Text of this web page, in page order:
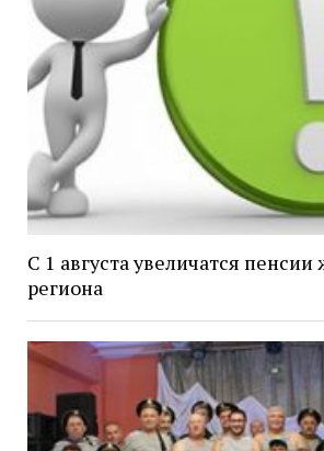
С 1 августа увеличатся
региона